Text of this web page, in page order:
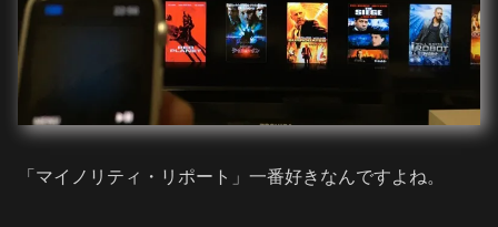
「マイノリティ・リポート」一番好きなんですよね。